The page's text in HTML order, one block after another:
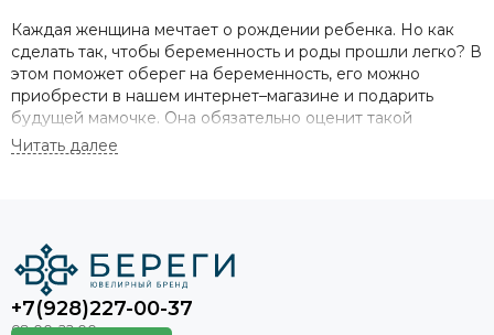
Каждая женщина мечтает о рождении ребенка. Но как
сделать так, чтобы беременность и роды прошли легко? В
этом поможет оберег на беременность, его можно
приобрести в нашем интернет–магазине и подарить
будущей мамочке. Она обязательно оценит такой
искренний и душевный сувенир со смыслом, а заодно
Покрытие не облазит и не ржавеет, благородный металл
легко сочетать с любым предметом гардероба. Изделия
сделаны заботливыми руками мастеров, работа авторская,
поэтому подчеркивает индивидуальность одариваемой.
+7(928)227-00-37